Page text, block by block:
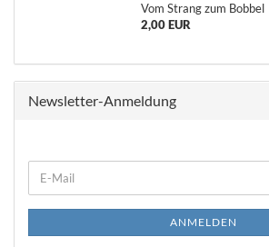
Vom Strang zum Bob­bel
2,00 EUR
Newsletter-Anmeldung
ZURE-
Mail
ANMELDEN